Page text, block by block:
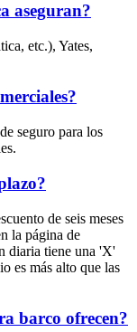
aseguran?
etc.), Yates,
seguro para los
de seis meses
la página de
diaria tiene una 'X'
es más alto que las
barco ofrecen?